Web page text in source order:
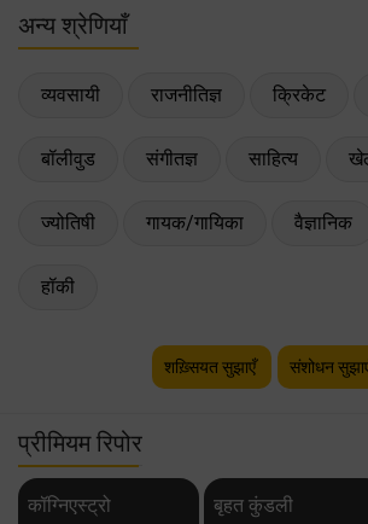
अन्य श्रेणियाँ
व्यवसायी राजनीतिज्ञ क्रिकेट
बॉलीवुड संगीतज्ञ साहित्य
ज्योतिषी गायक/गायिका वैज्ञानिक
हॉकी
शख़्सियत सुझाएँ संशोधन
प्रीमियम रिपोर
कॉग्निएस्ट्रो बृहत कुंडली